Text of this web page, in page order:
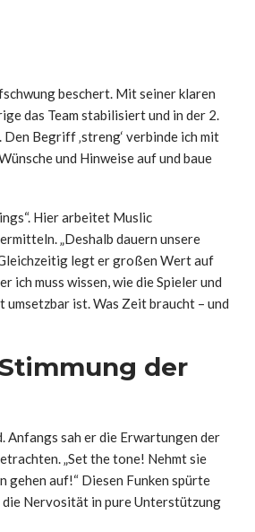
beschert. Mit seiner klaren
das Team stabilisiert und in der 2.
Begriff ‚streng‘ verbinde ich mit
und Hinweise auf und baue
Hier arbeitet Muslic
„Deshalb dauern unsere
legt er großen Wert auf
ich muss wissen, wie die Spieler und
ist. Was Zeit braucht – und
der
Anfangs sah er die Erwartungen der
„Set the tone! Nehmt sie
gehen auf!“ Diesen Funken spürte
die Nervosität in pure Unterstützung